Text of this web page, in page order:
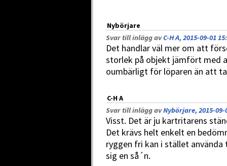
Nybörjare
Svar till inlägg avC-H A, 2015-09-01
Det handlar väl mer om att
storlek på objekt jämfört med
oumbärligt för löparen än att
C-H A
Svar till inlägg avNybörjare, 2015-09-
Visst. Det är ju kartritarens
Det krävs helt enkelt en
ryggen fri kan i stället
sig en så´n.